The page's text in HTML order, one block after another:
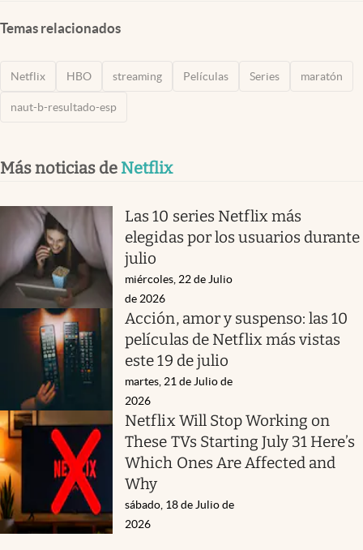
Temas relacionados
Netflix HBO streaming Películas Series maratón
naut-b-resultado-esp
Más noticias de Netflix
Las 10 series Netflix más
elegidas por los usuarios durante
julio
miércoles, 22 de Julio
de 2026
Acción, amor y suspenso: las 10
películas de Netflix más vistas
este 19 de julio
martes, 21 de Julio de
2026
Netflix Will Stop Working on
These TVs Starting July 31 Here’s
Which Ones Are Affected and
Why
sábado, 18 de Julio de
2026